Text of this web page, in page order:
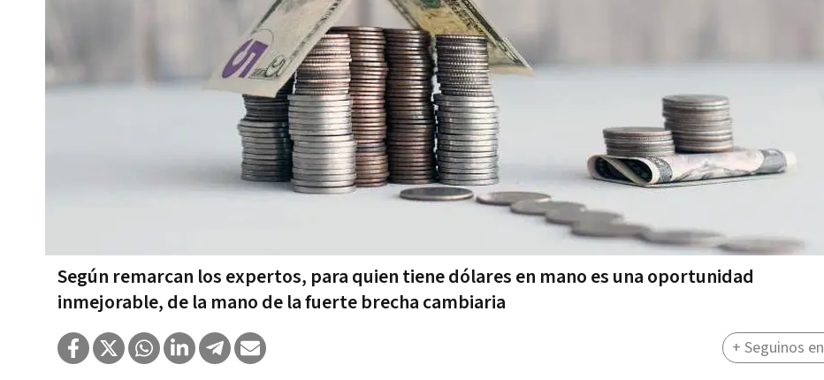
Según remarcan los expertos, para quien tiene dólares en mano es una oportunidad
inmejorable, de la mano de la fuerte brecha cambiaria
+ Seguinos en